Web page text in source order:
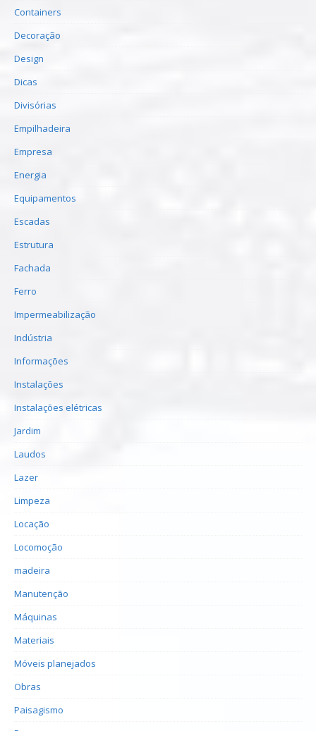
Containers
Decoração
Design
Dicas
Divisórias
Empilhadeira
Empresa
Energia
Equipamentos
Escadas
Estrutura
Fachada
Ferro
Impermeabilização
Indústria
Informações
Instalações
Instalações elétricas
Jardim
Laudos
Lazer
Limpeza
Locação
Locomoção
madeira
Manutenção
Máquinas
Materiais
Móveis planejados
Obras
Paisagismo